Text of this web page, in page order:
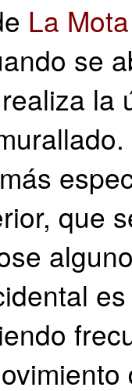
La Mota
se
la
que